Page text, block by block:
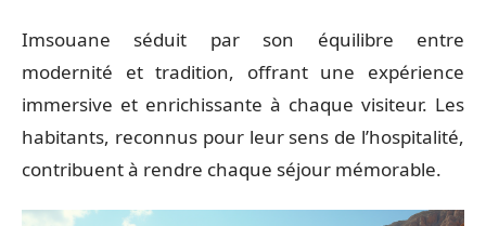
Imsouane séduit par son équilibre entre
modernité et tradition, offrant une expérience
immersive et enrichissante à chaque visiteur. Les
habitants, reconnus pour leur sens de l’hospitalité,
contribuent à rendre chaque séjour mémorable.